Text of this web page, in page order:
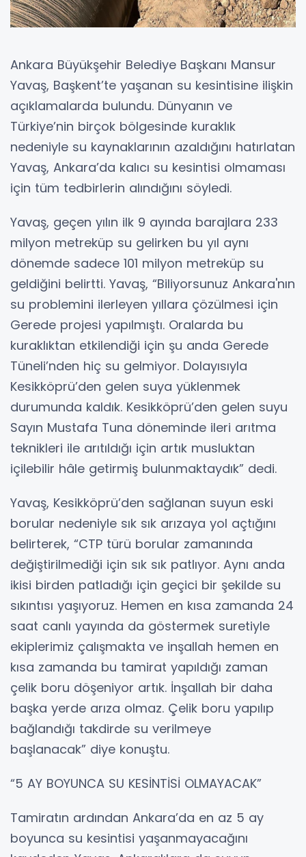
Ankara Büyükşehir Belediye Başkanı Mansur
Yavaş, Başkent’te yaşanan su kesintisine ilişkin
açıklamalarda bulundu. Dünyanın ve
Türkiye’nin birçok bölgesinde kuraklık
nedeniyle su kaynaklarının azaldığını hatırlatan
Yavaş, Ankara’da kalıcı su kesintisi olmaması
için tüm tedbirlerin alındığını söyledi.
Yavaş, geçen yılın ilk 9 ayında barajlara 233
milyon metreküp su gelirken bu yıl aynı
dönemde sadece 101 milyon metreküp su
geldiğini belirtti. Yavaş, “Biliyorsunuz Ankara'nın
su problemini ilerleyen yıllara çözülmesi için
Gerede projesi yapılmıştı. Oralarda bu
kuraklıktan etkilendiği için şu anda Gerede
Tüneli’nden hiç su gelmiyor. Dolayısıyla
Kesikköprü’den gelen suya yüklenmek
durumunda kaldık. Kesikköprü’den gelen suyu
Sayın Mustafa Tuna döneminde ileri arıtma
teknikleri ile arıtıldığı için artık musluktan
içilebilir hâle getirmiş bulunmaktaydık” dedi.
Yavaş, Kesikköprü’den sağlanan suyun eski
borular nedeniyle sık sık arızaya yol açtığını
belirterek, “CTP türü borular zamanında
değiştirilmediği için sık sık patlıyor. Aynı anda
ikisi birden patladığı için geçici bir şekilde su
sıkıntısı yaşıyoruz. Hemen en kısa zamanda 24
saat canlı yayında da göstermek suretiyle
ekiplerimiz çalışmakta ve inşallah hemen en
kısa zamanda bu tamirat yapıldığı zaman
çelik boru döşeniyor artık. İnşallah bir daha
başka yerde arıza olmaz. Çelik boru yapılıp
bağlandığı takdirde su verilmeye
başlanacak” diye konuştu.
“5 AY BOYUNCA SU KESİNTİSİ OLMAYACAK”
Tamiratın ardından Ankara’da en az 5 ay
boyunca su kesintisi yaşanmayacağını